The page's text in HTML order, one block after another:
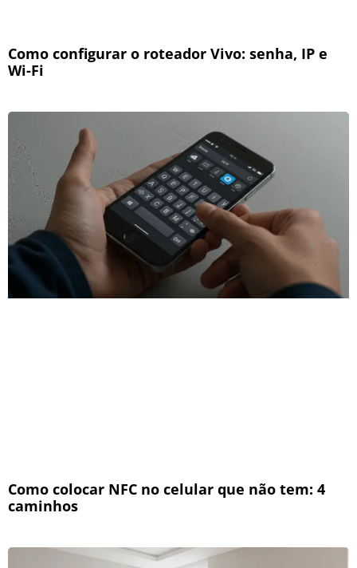
Como configurar o roteador Vivo: senha, IP e
Wi-Fi
Como colocar NFC no celular que não tem: 4
caminhos